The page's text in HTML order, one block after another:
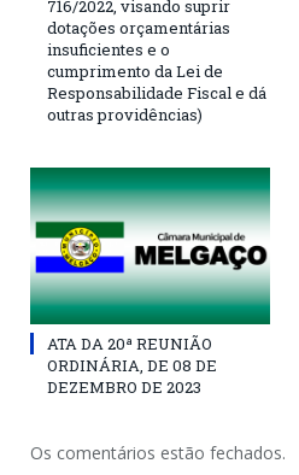
716/2022, visando suprir
dotações orçamentárias
insuficientes e o
cumprimento da Lei de
Responsabilidade Fiscal e dá
outras providências)
ATA DA 20ª REUNIÃO
ORDINÁRIA, DE 08 DE
DEZEMBRO DE 2023
Os comentários estão fechados.